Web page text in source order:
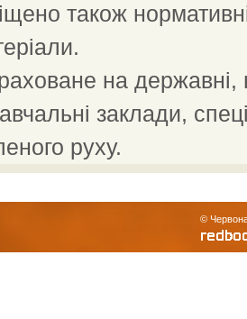
також
на державні,
заклади,
руху.
©